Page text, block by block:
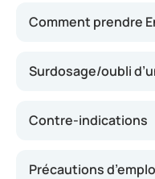
Comment prendre
Surdosage/oubli
Contre-indications
Précautions